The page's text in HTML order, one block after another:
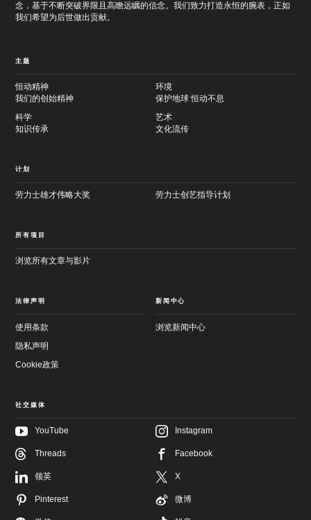
跳
至
主
至
念，基于不断突破界限且高瞻远瞩的信念。我们致力打造永恒的腕表，正如
我们希望为后世做出贡献。
主题
恒动精神
我们的创始精神
环境
保护地球 恒动不息
科学
知识传承
艺术
文化流传
计划
劳力士雄才伟略大奖 劳力士创艺指导计划
所有项目
浏览所有文章与影片
法律声明
使用条款
隐私声明
Cookie政策
新闻中心
浏览新闻中心
社交媒体
YouTube Instagram
Threads Facebook
领英 X
Pinterest 微博